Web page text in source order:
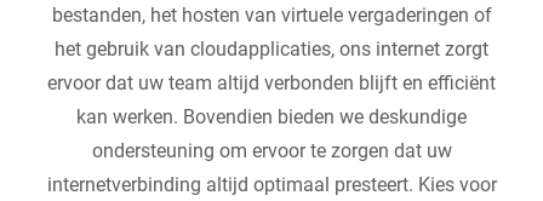
bestanden, het hosten van virtuele vergaderingen of
het gebruik van cloudapplicaties, ons internet zorgt
ervoor dat uw team altijd verbonden blijft en efficiënt
kan werken. Bovendien bieden we deskundige
ondersteuning om ervoor te zorgen dat uw
internetverbinding altijd optimaal presteert. Kies voor